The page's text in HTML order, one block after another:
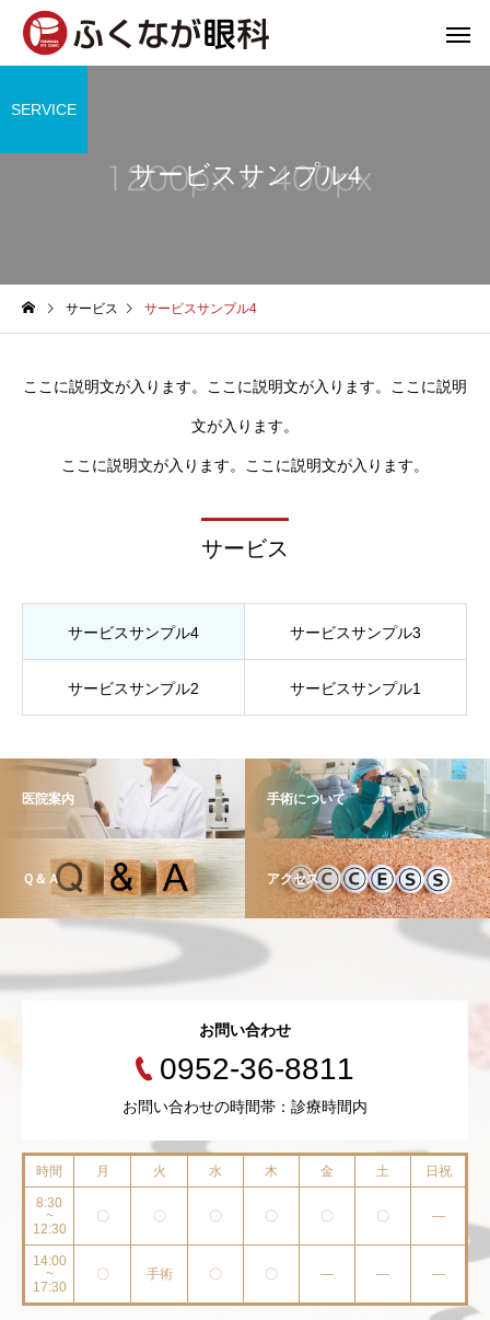
サービスサンプル4
SERVICE
サービス サービスサンプル4
ここに説明文が入ります。ここに説明文が入ります。ここに説明
文が入ります。
ここに説明文が入ります。ここに説明文が入ります。
サービス
サービスサンプル4 サービスサンプル3
サービスサンプル2 サービスサンプル1
医院案内 手術について
Ｑ＆Ａ アクセス
お問い合わせ
0952-36-8811
お問い合わせの時間帯：診療時間内
時間 月 火 水 木 金 土 日祝
8:30
~
12:30
〇 〇 〇 〇 〇 〇 —
14:00
~
17:30
〇 手術 〇 〇 — — —